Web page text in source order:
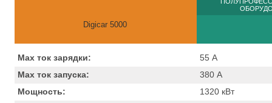
Digicar 5000
Max ток зарядки: 55 А
Max ток запуска:
380 А
Мощность:
1320 кВт